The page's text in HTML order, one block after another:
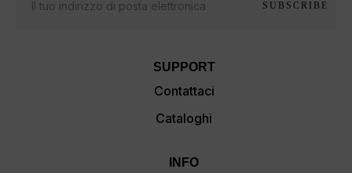
SUBSCRIBE
SUPPORT
Contattaci
Cataloghi
INFO